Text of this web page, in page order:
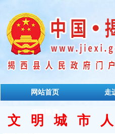
网站首页 走
揭西旅游
文明城市